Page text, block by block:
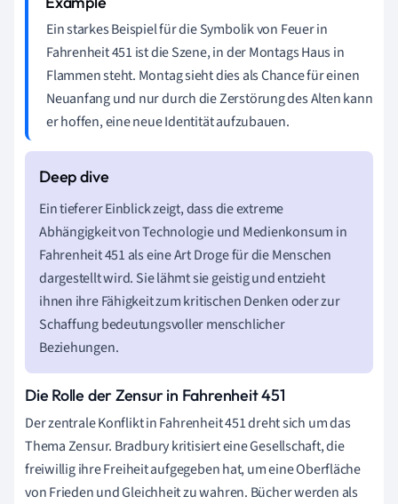
Ein starkes Beispiel für die Symbolik von Feuer in
Fahrenheit 451 ist die Szene, in der Montags Haus in
Flammen steht. Montag sieht dies als Chance für einen
Neuanfang und nur durch die Zerstörung des Alten kann
er hoffen, eine neue Identität aufzubauen.
Ein tieferer Einblick zeigt, dass die extreme
Abhängigkeit von Technologie und Medienkonsum in
Fahrenheit 451 als eine Art Droge für die Menschen
dargestellt wird. Sie lähmt sie geistig und entzieht
ihnen ihre Fähigkeit zum kritischen Denken oder zur
Schaffung bedeutungsvoller menschlicher
Beziehungen.
Die Rolle der Zensur in Fahrenheit 451
Der zentrale Konflikt in Fahrenheit 451 dreht sich um das
Thema Zensur. Bradbury kritisiert eine Gesellschaft, die
freiwillig ihre Freiheit aufgegeben hat, um eine Oberfläche
von Frieden und Gleichheit zu wahren. Bücher werden als